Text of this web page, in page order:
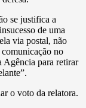
se justifica a
de uma
via postal, não
comunicação no
Agência para retirar
o voto da relatora.